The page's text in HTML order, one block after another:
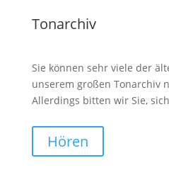
Tonarchiv
Sie können sehr viele der
unserem großen Tonarchiv
Allerdings bitten wir Sie,
Hören